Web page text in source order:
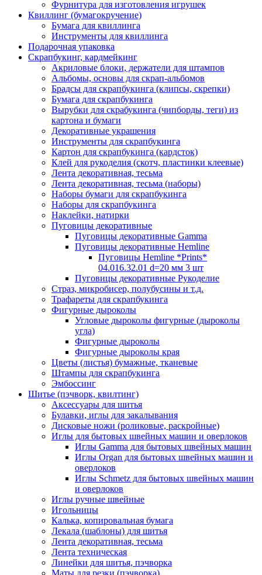
Фурнитура для изготовления игрушек
Квиллинг (бумагокручение)
Бумага для квиллинга
Инструменты для квиллинга
Подарочная упаковка
Скрапбукинг, кардмейкинг
Акриловые блоки, держатели для штампов
Альбомы, основы для скрап-альбомов
Брадсы для скрапбукинга (клипсы, скрепки)
Бумага для скрапбукинга
Вырубки для скрабукинга (чипборды, теги) из
картона и бумаги
Декоративные украшения
Инструменты для скрапбукинга
Картон для скрапбукинга (кардсток)
Клей для рукоделия (скотч, пластинки клеевые)
Лента декоративная, тесьма
Лента декоративная, тесьма (наборы)
Наборы бумаги для скрапбукинга
Наборы для скрапбукинга
Наклейки, натирки
Пуговицы декоративные
Пуговицы декоративные Gamma
Пуговицы декоративные Hemline
Пуговицы Hemline *Prints*
04.016.32.01 d=20 мм 3 шт
Пуговицы декоративные Рукоделие
Страз, микробисер, полубусины и т.д.
Трафареты для скрапбукинга
Фигурные дыроколы
Угловые дыроколы фигурные (дыроколы
угла)
Фигурные дыроколы
Фигурные дыроколы края
Цветы (листья) бумажные, тканевые
Штампы для скрапбукинга
Эмбоссинг
Шитье (пэчворк, квилтинг)
Аксессуары для шитья
Булавки, иглы для закалывания
Дисковые ножи (роликовые, раскройные)
Иглы для бытовых швейных машин и оверлоков
Иглы Gamma для бытовых швейных машин
Иглы Organ для бытовых швейных машин и
оверлоков
Иглы Schmetz для бытовых швейных машин
и оверлоков
Иглы ручные швейные
Игольницы
Калька, копировальная бумага
Лекала (шаблоны) для шитья
Лента декоративная, тесьма
Лента техническая
Линейки для шитья, пэчворка
Маты для резки (пэчворка)